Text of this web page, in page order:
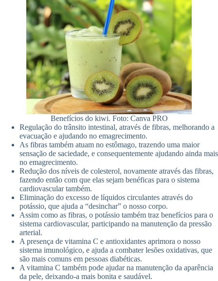
Benefícios do kiwi. Foto: Canva PRO
Regulação do trânsito intestinal, através de fibras, melhorando a
evacuação e ajudando no emagrecimento.
As fibras também atuam no estômago, trazendo uma maior
sensação de saciedade, e consequentemente ajudando ainda mais
no emagrecimento.
Redução dos níveis de colesterol, novamente através das fibras,
fazendo então com que elas sejam benéficas para o sistema
cardiovascular também.
Eliminação do excesso de líquidos circulantes através do
potássio, que ajuda a “desinchar” o nosso corpo.
Assim como as fibras, o potássio também traz benefícios para o
sistema cardiovascular, participando na manutenção da pressão
arterial.
A presença de vitamina C e antioxidantes aprimora o nosso
sistema imunológico, e ajuda a combater lesões oxidativas, que
são mais comuns em pessoas diabéticas.
A vitamina C também pode ajudar na manutenção da aparência
da pele, deixando-a mais bonita e saudável.